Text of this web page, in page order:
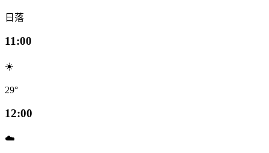
日落
11:00
☀️
29°
12:00
☁️